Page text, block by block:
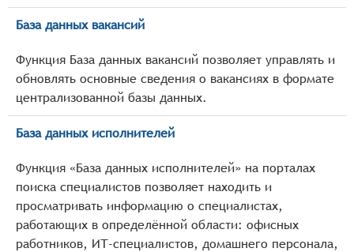
База данных вакансий
Функция База данных вакансий позволяет управлять и
обновлять основные сведения о вакансиях в формате
централизованной базы данных.
База данных исполнителей
Функция «База данных исполнителей» на порталах
поиска специалистов позволяет находить и
просматривать информацию о специалистах,
работающих в определённой области: офисных
работников, ИТ-специалистов, домашнего персонала,